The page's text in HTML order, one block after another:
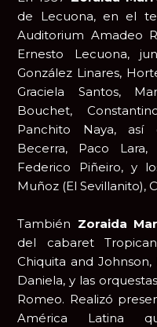
de Lecuona, en el
Auditorium Amadeo
Ernesto Lecuona,
González Linares,
Graciela Santos,
Bouchet,
Panchito Naya, así
Becerra, Paco
Federico Piñeiro, y
Muñoz (El Sevillanito),
También Zoraida
del cabaret
Chiquita and
Daniela, y las
Romeo. Realizó
América Latina